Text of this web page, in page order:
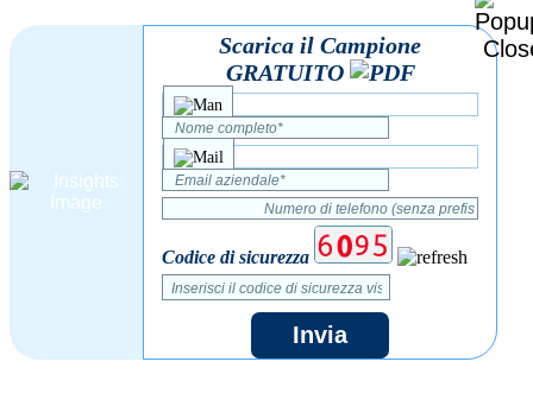
Scarica il Campione
GRATUITO
Codice di sicurezza
Invia